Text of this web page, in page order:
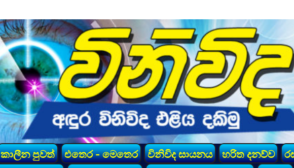
කාලීන පුවත් එතෙර - මෙතෙර විනිවිද සායනය හරිත දනව්ව